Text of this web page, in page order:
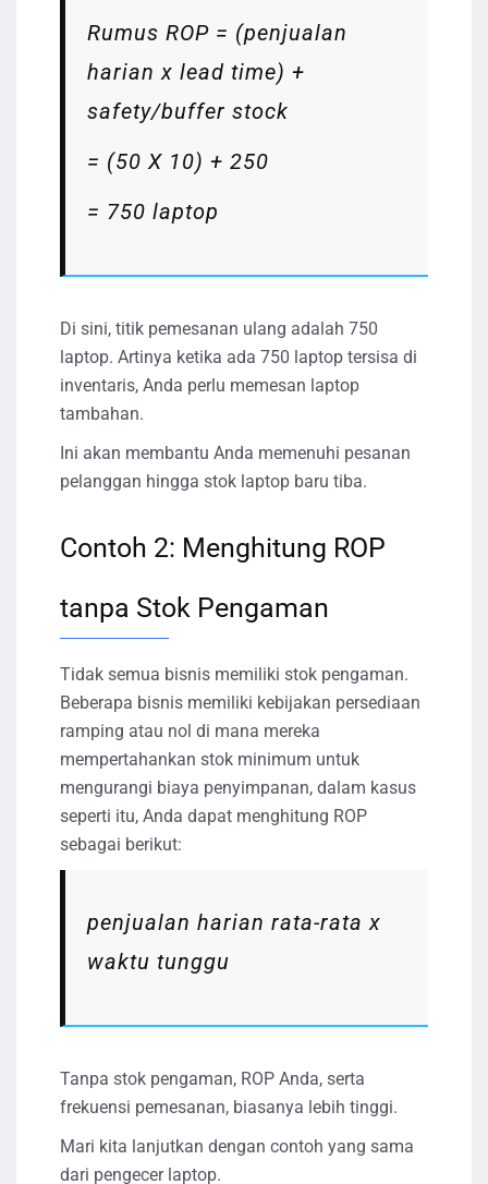
Rumus ROP = (penjualan
harian x lead time) +
safety/buffer stock
= (50 X 10) + 250
= 750 laptop
Di sini, titik pemesanan ulang adalah 750
laptop. Artinya ketika ada 750 laptop tersisa di
inventaris, Anda perlu memesan laptop
tambahan.
Ini akan membantu Anda memenuhi pesanan
pelanggan hingga stok laptop baru tiba.
Contoh 2: Menghitung ROP
tanpa Stok Pengaman
Tidak semua bisnis memiliki stok pengaman.
Beberapa bisnis memiliki kebijakan persediaan
ramping atau nol di mana mereka
mempertahankan stok minimum untuk
mengurangi biaya penyimpanan, dalam kasus
seperti itu, Anda dapat menghitung ROP
sebagai berikut:
penjualan harian rata-rata x
waktu tunggu
Tanpa stok pengaman, ROP Anda, serta
frekuensi pemesanan, biasanya lebih tinggi.
Mari kita lanjutkan dengan contoh yang sama
dari pengecer laptop.